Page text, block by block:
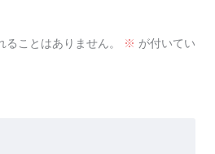
ことはありません。 ※ が付いてい